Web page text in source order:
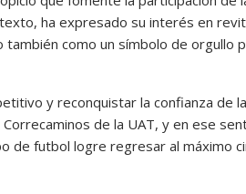
ha expresado su interés en
como un símbolo de orgullo
y reconquistar la confianza de
de la UAT, y en ese
de futbol logre regresar al máximo